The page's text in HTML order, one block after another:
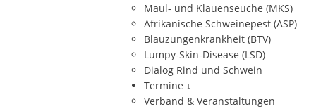
Maul- und Klauenseuche (MKS)
Afrikanische Schweinepest (ASP)
Blauzungenkrankheit (BTV)
Lumpy-Skin-Disease (LSD)
Dialog Rind und Schwein
Termine ↓
Verband & Veranstaltungen